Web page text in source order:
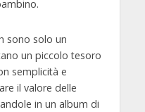
sono solo un
un piccolo tesoro
semplicità e
il valore delle
in un album di